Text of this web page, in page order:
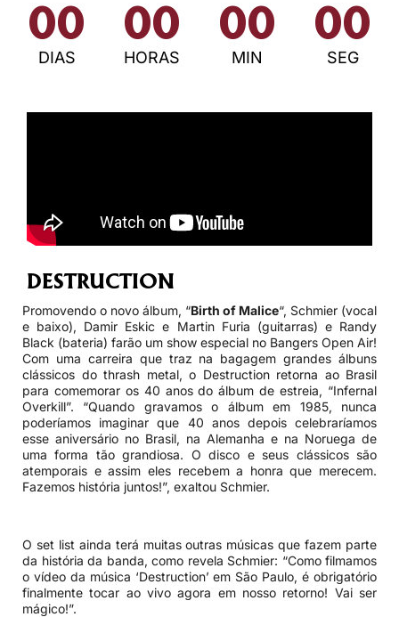
00
DIAS
00
HORAS
00
MIN
00
SEG
DESTRUCTION
Promovendo o novo álbum, “Birth of Malice“, Schmier (vocal
e baixo), Damir Eskic e Martin Furia (guitarras) e Randy
Black (bateria) farão um show especial no Bangers Open Air!
Com uma carreira que traz na bagagem grandes álbuns
clássicos do thrash metal, o Destruction retorna ao Brasil
para comemorar os 40 anos do álbum de estreia, “Infernal
Overkill”. “Quando gravamos o álbum em 1985, nunca
poderíamos imaginar que 40 anos depois celebraríamos
esse aniversário no Brasil, na Alemanha e na Noruega de
uma forma tão grandiosa. O disco e seus clássicos são
atemporais e assim eles recebem a honra que merecem.
Fazemos história juntos!”, exaltou Schmier.
O set list ainda terá muitas outras músicas que fazem parte
da história da banda, como revela Schmier: “Como filmamos
o vídeo da música ‘Destruction’ em São Paulo, é obrigatório
finalmente tocar ao vivo agora em nosso retorno! Vai ser
mágico!”.